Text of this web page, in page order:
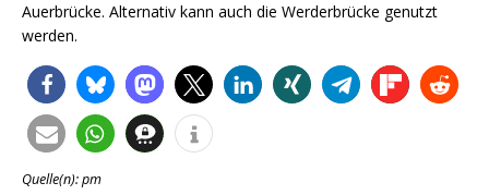
Auerbrücke. Alternativ kann auch die Werderbrücke genutzt
werden.
Quelle(n): pm